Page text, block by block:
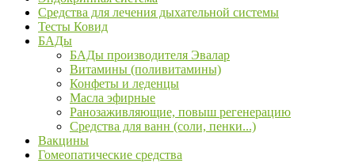
Средства для лечения дыхательной системы
Тесты Ковид
БАДы
БАДы производителя Эвалар
Витамины (поливитамины)
Конфеты и леденцы
Масла эфирные
Ранозаживляющие, повыш регенерацию
Средства для ванн (соли, пенки...)
Вакцины
Гомеопатические средства